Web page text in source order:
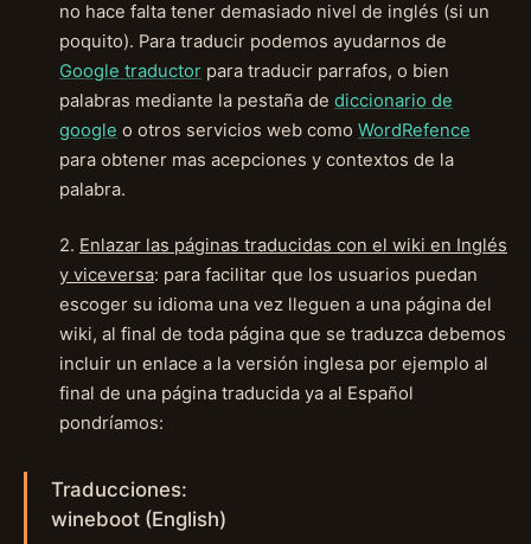
no hace falta tener demasiado nivel de inglés (si un
poquito). Para traducir podemos ayudarnos de
Google traductor para traducir parrafos, o bien
palabras mediante la pestaña de diccionario de
google o otros servicios web como WordRefence
para obtener mas acepciones y contextos de la
palabra.
2. Enlazar las páginas traducidas con el wiki en Inglés
y viceversa: para facilitar que los usuarios puedan
escoger su idioma una vez lleguen a una página del
wiki, al final de toda página que se traduzca debemos
incluir un enlace a la versión inglesa por ejemplo al
final de una página traducida ya al Español
pondríamos:
Traducciones:
wineboot (English)